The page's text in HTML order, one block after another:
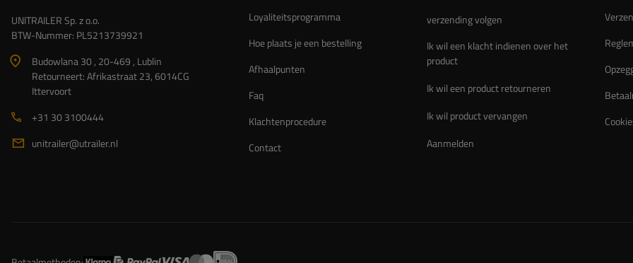
UNITRAILER Sp. z o.o.
BTW-Nummer: PL5213739921
Budowlana 30 , 20-469 , Lublin
Retourneert: Afrikastraat 23, 6014CG
Ittervoort
+31 30 3100444
unitrailer@utrailer.nl
Loyaliteitsprogramma
Hoe plaats je een bestelling
Afhaalpunten
Faq
Klachtenprocedure
Contact
verzending volgen
Ik wil een klacht indienen over het
product
Ik wil een product retourneren
Ik wil product vervangen
Aanmelden